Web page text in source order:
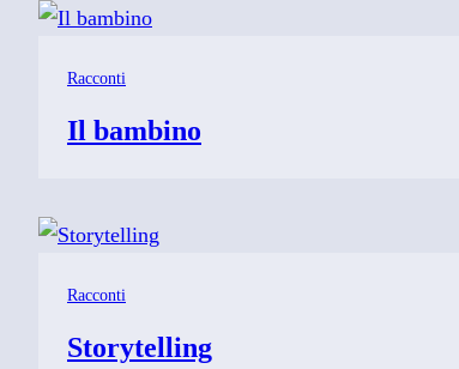
Racconti
Il bambino
Racconti
Storytelling